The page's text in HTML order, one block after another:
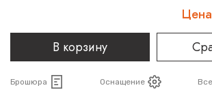
В корзину
Брошюра Оснащение